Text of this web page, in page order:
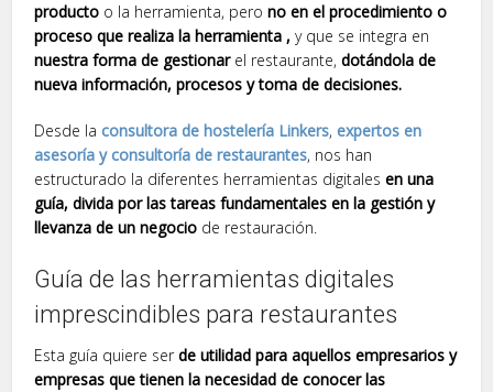
producto o la herramienta, perono en el procedimiento o
proceso que realiza la herramienta , y que se integra en
nuestra forma de gestionarel restaurante,dotándola de
nueva información, procesos y toma de decisiones.
Desde laconsultora de hostelería Linkers,expertos en
asesoría y consultoría de restaurantes, nos han
estructurado la diferentes herramientas digitales en una
guía, divida por las tareas fundamentales en la gestión y
llevanza de un negocio de restauración.
Guía de las herramientas digitales
imprescindibles para restaurantes
Esta guía quiere serde utilidad para aquellos empresarios y
empresas que tienen la necesidad de conocer las